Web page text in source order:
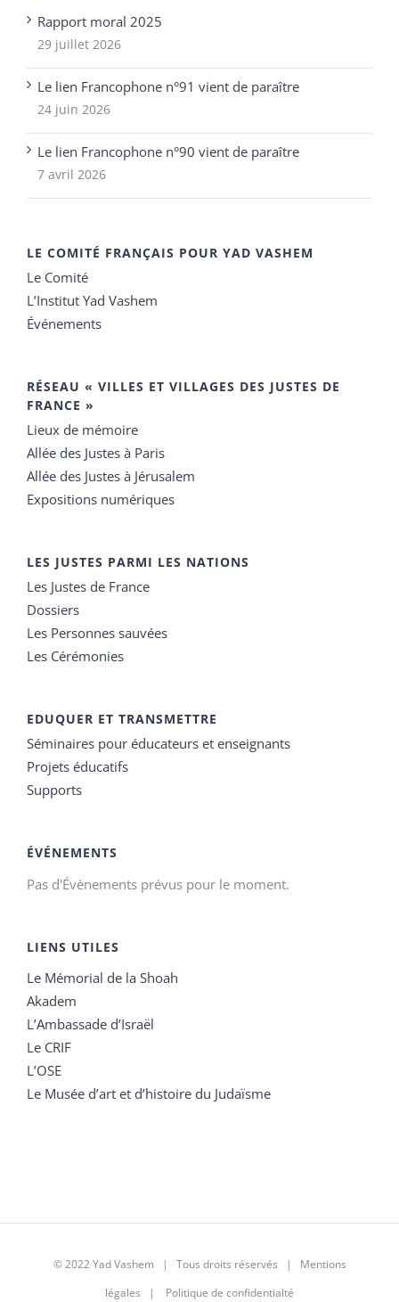
Rapport moral 2025
29 juillet 2026
Le lien Francophone n°91 vient de paraître
24 juin 2026
Le lien Francophone n°90 vient de paraître
7 avril 2026
LE COMITÉ FRANÇAIS POUR YAD VASHEM
Le Comité
L’Institut Yad Vashem
Événements
RÉSEAU « VILLES ET VILLAGES DES JUSTES DE
FRANCE »
Lieux de mémoire
Allée des Justes à Paris
Allée des Justes à Jérusalem
Expositions numériques
LES JUSTES PARMI LES NATIONS
Les Justes de France
Dossiers
Les Personnes sauvées
Les Cérémonies
EDUQUER ET TRANSMETTRE
Séminaires pour éducateurs et enseignants
Projets éducatifs
Supports
ÉVÉNEMENTS
Pas d'Évènements prévus pour le moment.
LIENS UTILES
Le Mémorial de la Shoah
Akadem
L’Ambassade d’Israël
Le CRIF
L’OSE
Le Musée d’art et d’histoire du Judaïsme
© 2022 Yad Vashem | Tous droits réservés | Mentions
légales | Politique de confidentialté